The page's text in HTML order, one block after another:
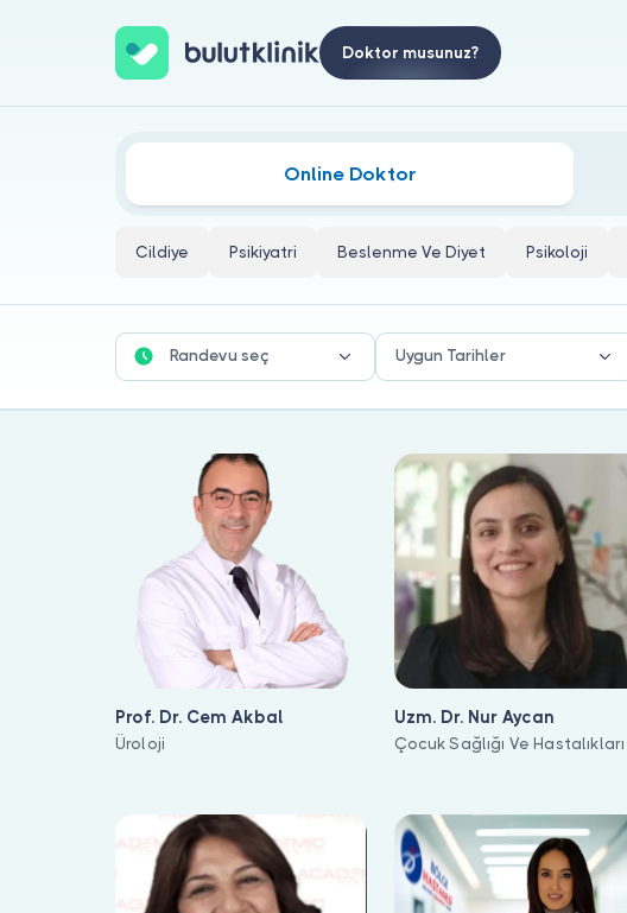
Doktor musunuz?
Çocuk Böbrek Hastalıkları Doktorları
Online Doktor
Cildiye Psikiyatri Beslenme Ve Diyet Psikoloji
Randevu seç Uygun Tarihler
Prof. Dr. Cem Akbal
Üroloji
Uzm. Dr. Nur Aycan
Çocuk Sağlığı Ve Hastalıkları